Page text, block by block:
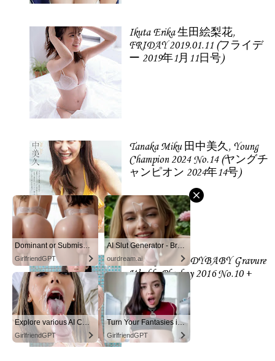
Dominant or Submissive? Cold or Wild?
GirlfriendGPT
AI Slut Generator - Bring your Fantasies to life 🔥
ourdream.ai
Explore various AI Characters on GirlfriendGPT
GirlfriendGPT
Turn Your Fantasies into Reality
GirlfriendGPT
Ikuta Erika 生田絵梨花,
FRIDAY 2019.01.11 (フライデ
ー 2019年1月11日号)
Tanaka Miku 田中美久, Young
Champion 2024 No.14 (ヤングチ
ャンピオン 2024年14号)
Kaneko Rie LADYBABY Gravure
Weekly Playboy 2016 No.10 +
2015 No.52.